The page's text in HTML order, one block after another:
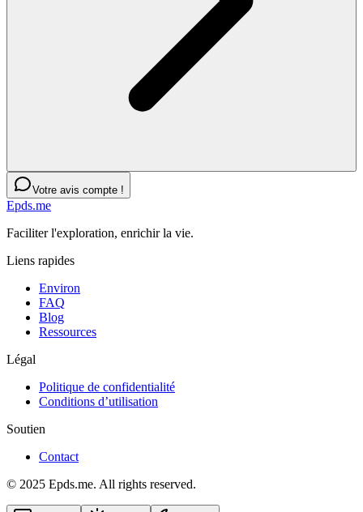
Votre avis compte !
Epds.me
Faciliter l'exploration, enrichir la vie.
Liens rapides
Environ
FAQ
Blog
Ressources
Légal
Politique de confidentialité
Conditions d’utilisation
Soutien
Contact
© 2025 Epds.me. All rights reserved.